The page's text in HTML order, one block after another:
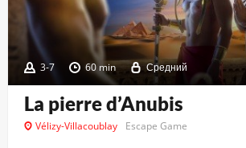
3-7 60 min Средний
La pierre d’Anubis
Vélizy-Villacoublay Escape Game